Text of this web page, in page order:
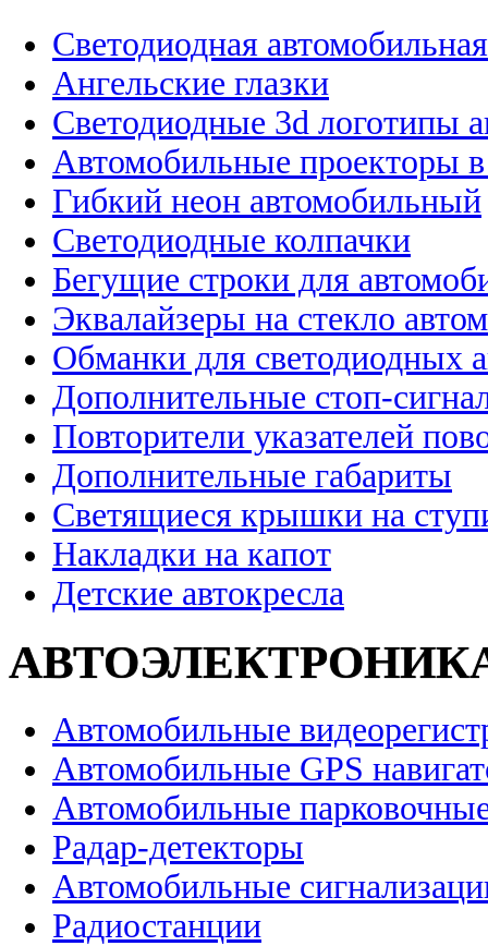
Светодиодная
Ангельские глазки
Светодиодные 3d логотипы
Автомобильные проекторы
Гибкий неон автомобильный
Светодиодные колпачки
Бегущие строки для
Эквалайзеры на стекло
Обманки для светодиодных
Дополнительные стоп-
Повторители указателей
Дополнительные габариты
Светящиеся крышки на
Накладки на капот
Детские автокресла
Автомобильные
Автомобильные GPS
Автомобильные
Радар-детекторы
Автомобильные
Радиостанции